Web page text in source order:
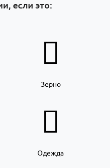
если это:
Зерно
Одежда